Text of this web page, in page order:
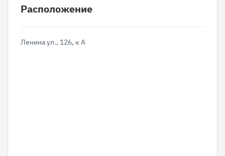
Расположение
Ленина ул., 126, к А